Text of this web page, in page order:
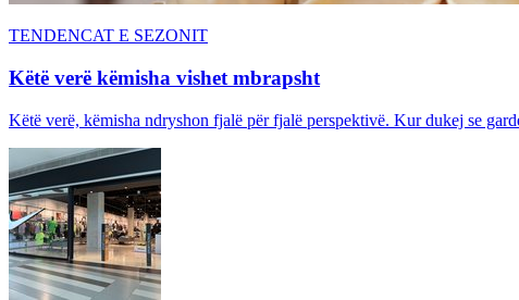
TENDENCAT E SEZONIT
Këtë verë këmisha vishet mbrapsht
Këtë verë, këmisha ndryshon fjalë për fjalë perspektivë. Kur dukej se